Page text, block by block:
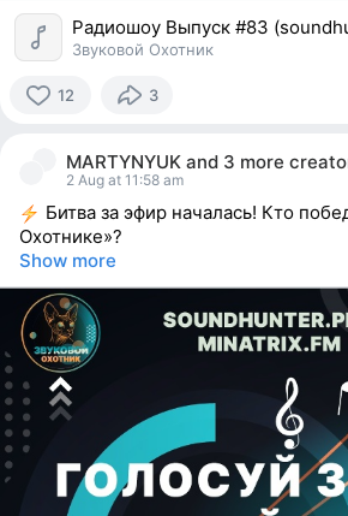
Радиошоу Выпуск #83
Звуковой Охотник
12
reacted
3
MARTYNYUKand 3 more
2 Aug at 11:58 am
Битва за эфир началась! Кто
Охотнике»?
Show more